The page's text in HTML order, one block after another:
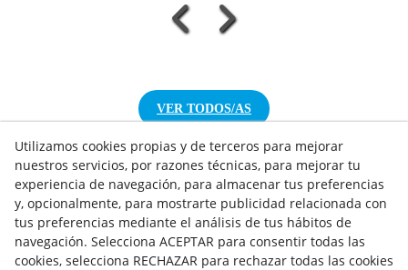
VER TODOS/AS
NOTICIAS AEROTERMIA
NOTICIAS FOTOVOLTAICA
NOTICIAS CLIMATIZACIÓN
Utilizamos cookies propias y de terceros para mejorar
nuestros servicios, por razones técnicas, para mejorar tu
experiencia de navegación, para almacenar tus preferencias
y, opcionalmente, para mostrarte publicidad relacionada con
tus preferencias mediante el análisis de tus hábitos de
navegación. Selecciona ACEPTAR para consentir todas las
cookies, selecciona RECHAZAR para rechazar todas las cookies